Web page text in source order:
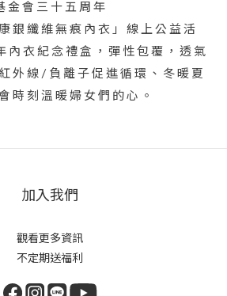
會三十五周年
銀纖維無痕內衣」線上公益活
內衣紀念禮盒，彈性包覆，透氣
外線/負離子促進循環、冬暖夏
時刻溫暖婦女們的心。
加入我們
觀看更多資訊
不定期送福利